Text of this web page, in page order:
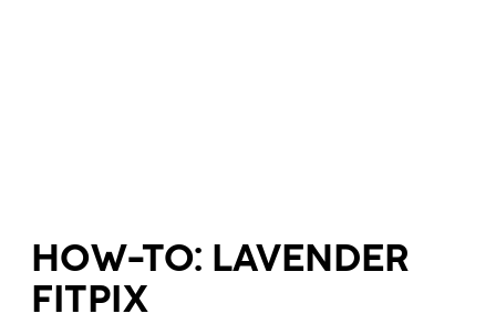
HOW-TO: LAVENDER
FITPIX